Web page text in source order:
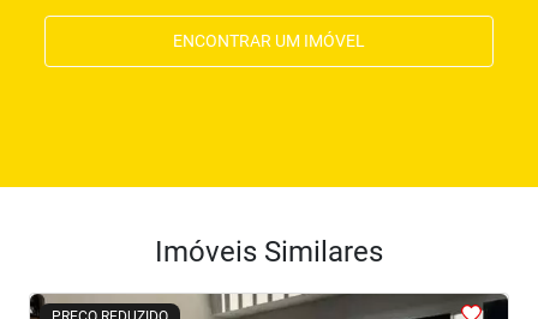
ENCONTRAR UM IMÓVEL
Imóveis Similares
<<<<